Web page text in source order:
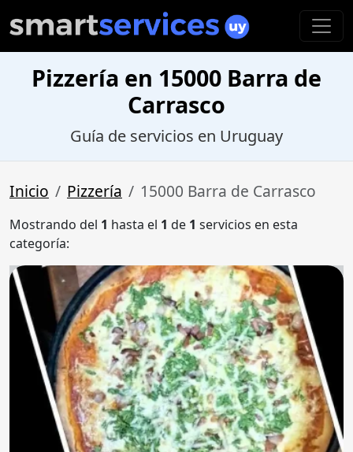
Pizzería en 15000 Barra de
Carrasco
Guía de servicios en Uruguay
Inicio Pizzería 15000 Barra de Carrasco
Mostrando del 1 hasta el 1 de 1 servicios en esta
categoría: